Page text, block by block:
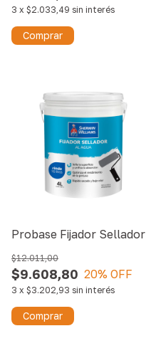
3 x $2.033,49 sin interés
Probase Fijador Sellador
$9.608,80
$12.011,00
20% OFF
3 x $3.202,93 sin interés
Comprar